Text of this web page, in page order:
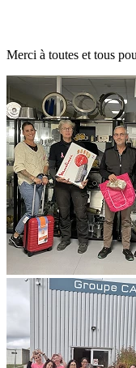
Merci à toutes et tous